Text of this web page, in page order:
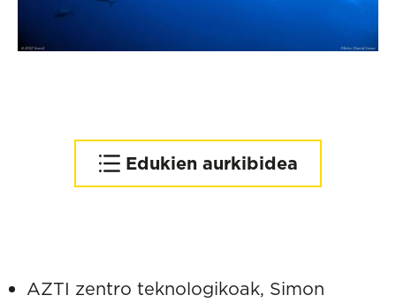
Edukien aurkibidea
AZTI zentro teknologikoak, Simon